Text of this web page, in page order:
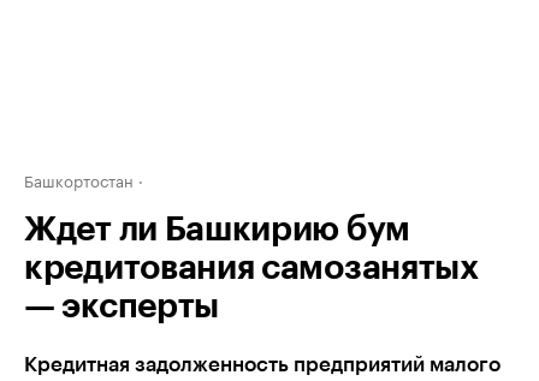
Башкортостан
Ждет ли Башкирию бум
кредитования самозанятых
— эксперты
Кредитная задолженность предприятий малого